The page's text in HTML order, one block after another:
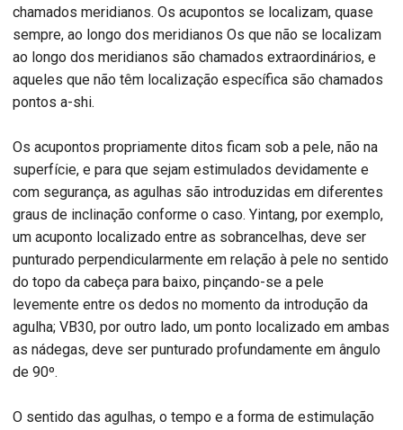
chamados meridianos. Os acupontos se localizam, quase
sempre, ao longo dos meridianos Os que não se localizam
ao longo dos meridianos são chamados extraordinários, e
aqueles que não têm localização específica são chamados
pontos a-shi.
Os acupontos propriamente ditos ficam sob a pele, não na
superfície, e para que sejam estimulados devidamente e
com segurança, as agulhas são introduzidas em diferentes
graus de inclinação conforme o caso. Yintang, por exemplo,
um acuponto localizado entre as sobrancelhas, deve ser
punturado perpendicularmente em relação à pele no sentido
do topo da cabeça para baixo, pinçando-se a pele
levemente entre os dedos no momento da introdução da
agulha; VB30, por outro lado, um ponto localizado em ambas
as nádegas, deve ser punturado profundamente em ângulo
de 90º.
O sentido das agulhas, o tempo e a forma de estimulação